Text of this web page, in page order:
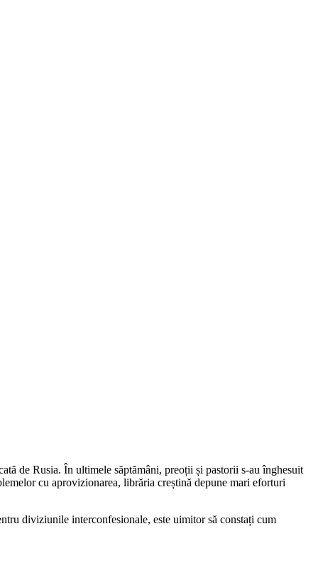
de Rusia. În ultimele săptămâni, preoții și pastorii s-au înghesuit
cu aprovizionarea, librăria creștină depune mari eforturi
diviziunile interconfesionale, este uimitor să constați cum